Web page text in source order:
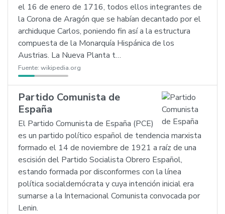
el 16 de enero de 1716, todos ellos integrantes de
la Corona de Aragón que se habían decantado por el
archiduque Carlos, poniendo fin así a la estructura
compuesta de la Monarquía Hispánica de los
Austrias. La Nueva Planta t…
Fuente: wikipedia.org
Partido Comunista de
España
El Partido Comunista de España (PCE)
es un partido político español de tendencia marxista
formado el 14 de noviembre de 1921 a raíz de una
escisión del Partido Socialista Obrero Español,
estando formada por disconformes con la línea
política socialdemócrata y cuya intención inicial era
sumarse a la Internacional Comunista convocada por
Lenin.